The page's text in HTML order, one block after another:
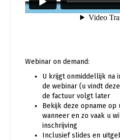
Webinar on demand:
U krijgt onmiddellijk na
de webinar (u vindt deze
de factuur volgt later
Bekijk deze opname op
wanneer en zo vaak u
inschrijving
Inclusief slides en